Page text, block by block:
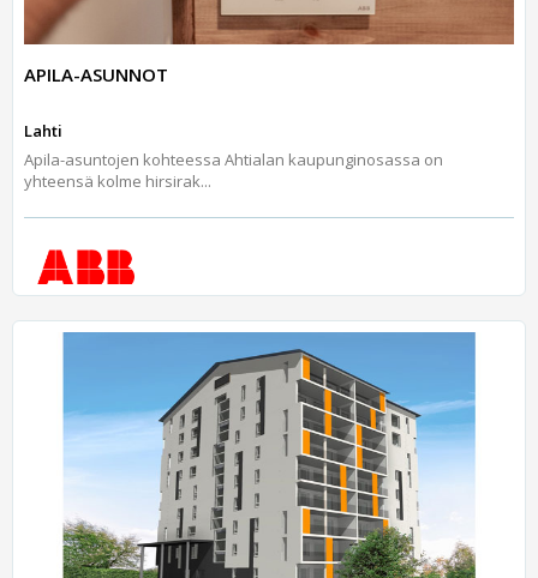
APILA-ASUNNOT
Lahti
Apila-asuntojen kohteessa Ahtialan kaupunginosassa on
yhteensä kolme hirsirak...